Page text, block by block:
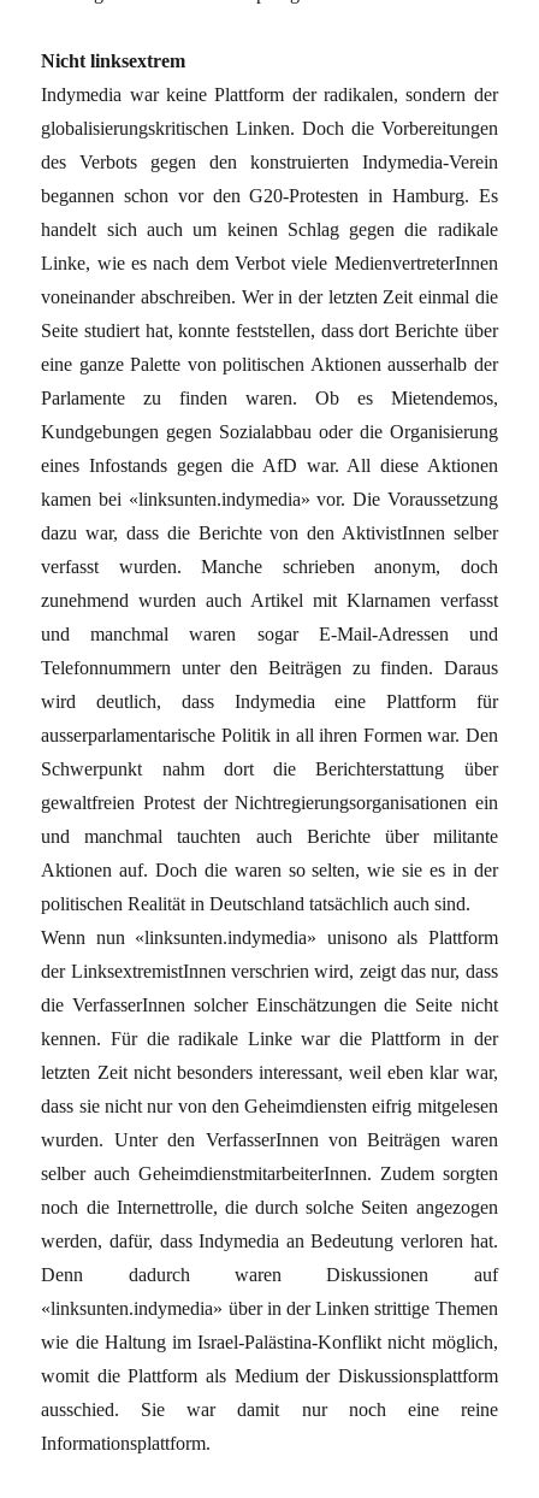
Nicht linksextrem
Indymedia war keine Plattform der radikalen, sondern der
globalisierungskritischen Linken. Doch die Vorbereitungen
des Verbots gegen den konstruierten Indymedia-Verein
begannen schon vor den G20-Protesten in Hamburg. Es
handelt sich auch um keinen Schlag gegen die radikale
Linke, wie es nach dem Verbot viele MedienvertreterInnen
voneinander abschreiben. Wer in der letzten Zeit einmal die
Seite studiert hat, konnte feststellen, dass dort Berichte über
eine ganze Palette von politischen Aktionen ausserhalb der
Parlamente zu finden waren. Ob es Mietendemos,
Kundgebungen gegen Sozialabbau oder die Organisierung
eines Infostands gegen die AfD war. All diese Aktionen
kamen bei «linksunten.indymedia» vor. Die Voraussetzung
dazu war, dass die Berichte von den AktivistInnen selber
verfasst wurden. Manche schrieben anonym, doch
zunehmend wurden auch Artikel mit Klarnamen verfasst
und manchmal waren sogar E-Mail-Adressen und
Telefonnummern unter den Beiträgen zu finden. Daraus
wird deutlich, dass Indymedia eine Plattform für
ausserparlamentarische Politik in all ihren Formen war. Den
Schwerpunkt nahm dort die Berichterstattung über
gewaltfreien Protest der Nichtregierungsorganisationen ein
und manchmal tauchten auch Berichte über militante
Aktionen auf. Doch die waren so selten, wie sie es in der
politischen Realität in Deutschland tatsächlich auch sind.
Wenn nun «linksunten.indymedia» unisono als Plattform
der LinksextremistInnen verschrien wird, zeigt das nur, dass
die VerfasserInnen solcher Einschätzungen die Seite nicht
kennen. Für die radikale Linke war die Plattform in der
letzten Zeit nicht besonders interessant, weil eben klar war,
dass sie nicht nur von den Geheimdiensten eifrig mitgelesen
wurden. Unter den VerfasserInnen von Beiträgen waren
selber auch GeheimdienstmitarbeiterInnen. Zudem sorgten
noch die Internettrolle, die durch solche Seiten angezogen
werden, dafür, dass Indymedia an Bedeutung verloren hat.
Denn dadurch waren Diskussionen auf
«linksunten.indymedia» über in der Linken strittige Themen
wie die Haltung im Israel-Palästina-Konflikt nicht möglich,
womit die Plattform als Medium der Diskussionsplattform
ausschied. Sie war damit nur noch eine reine
Informationsplattform.